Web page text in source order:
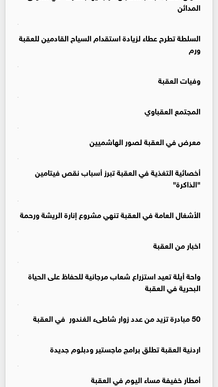
المدائن
السلطة تطرح عطاء لزيادة استقدام السياح القادمين للعقبة
ورم
وفيات العقبة
المجتمع العقباوي
معرض في العقبة لصور الهاشميين
أخصائية التغذية في العقبة تبرز أسباب نقص فيتامين
"الذاكرة"
الأشغال العامة في العقبة تنهي مشروع إنارة الريشة ورحمة
اخبار من العقبة
واحة أيلة تعيد استزراع شعاب مرجانية للحفاظ على الحياة
البحرية في العقبة
50 مبادرة تزيد من عدد زوار شاطىء الغندور في العقبة
اردنية العقبة تطلق برامج ماجستير ودبلوم جديدة
أمطار خفيفة مساء اليوم في العقبة